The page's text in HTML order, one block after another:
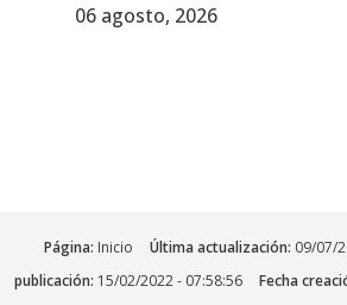
06 agosto, 2026
Página: Inicio Última actualización: 09/07/
publicación: 15/02/2022 - 07:58:56 Fecha